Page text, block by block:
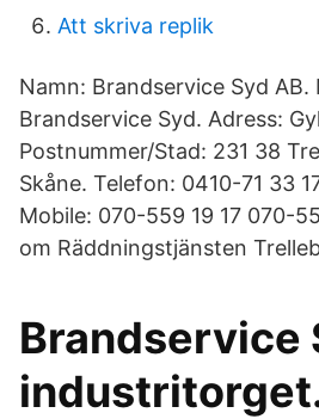
Att skriva replik
Namn: Brandservice Syd AB.
Brandservice Syd. Adress:
Postnummer/Stad: 231 38
Skåne. Telefon: 0410-71 33
Mobile: 070-559 19 17 070-
om Räddningstjänsten
Brandservice